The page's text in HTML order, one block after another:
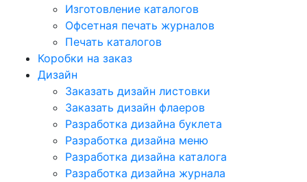
Изготовление каталогов
Офсетная печать журналов
Печать каталогов
Коробки на заказ
Дизайн
Заказать дизайн листовки
Заказать дизайн флаеров
Разработка дизайна буклета
Разработка дизайна меню
Разработка дизайна каталога
Разработка дизайна журнала